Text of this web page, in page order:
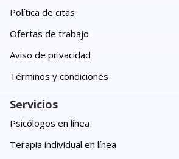
Política de citas
Ofertas de trabajo
Aviso de privacidad
Términos y condiciones
Servicios
Psicólogos en línea
Terapia individual en línea